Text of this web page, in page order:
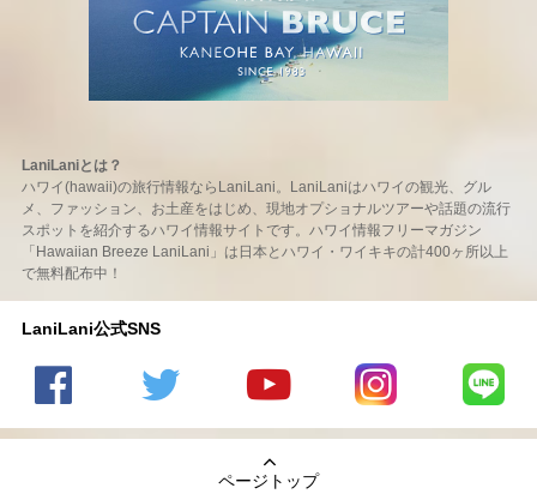
LaniLaniとは？
ハワイ(hawaii)の旅行情報ならLaniLani。LaniLaniはハワイの観光、グル
メ、ファッション、お土産をはじめ、現地オプショナルツアーや話題の流行
スポットを紹介するハワイ情報サイトです。ハワイ情報フリーマガジン
「Hawaiian Breeze LaniLani」は日本とハワイ・ワイキキの計400ヶ所以上
で無料配布中！
LaniLani公式SNS
の
のtwitter
の
Youtube
チャンネ
LaniLani
LaniLani
ページトップ